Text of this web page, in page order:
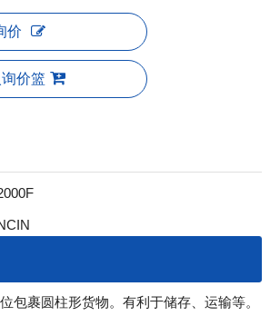
价
价篮
包裹圆柱形货物。有利于储存、运输等。